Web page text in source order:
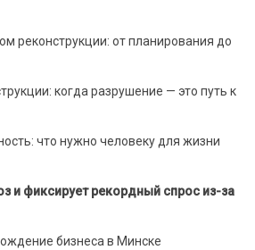
реконструкции: от планирования до
когда разрушение — это путь к
что нужно человеку для жизни
и фиксирует рекордный спрос из-за
бизнеса в Минске